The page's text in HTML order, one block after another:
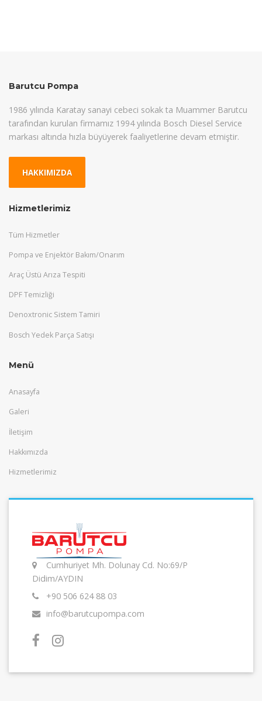
Barutcu Pompa
1986 yılında Karatay sanayi cebeci sokak ta Muammer Barutcu
tarafından kurulan firmamız 1994 yılında Bosch Diesel Service
markası altında hızla büyüyerek faaliyetlerine devam etmiştir.
HAKKIMIZDA
Hizmetlerimiz
Tüm Hizmetler
Pompa ve Enjektör Bakım/Onarım
Araç Üstü Arıza Tespiti
DPF Temizliği
Denoxtronic Sistem Tamiri
Bosch Yedek Parça Satışı
Menü
Anasayfa
Galeri
İletişim
Hakkımızda
Hizmetlerimiz
Cumhuriyet Mh. Dolunay Cd. No:69/P
Didim/AYDIN
+90 506 624 88 03
info@barutcupompa.com